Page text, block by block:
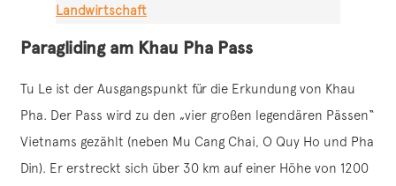
Landwirtschaft
Paragliding am Khau Pha Pass
Tu Le ist der Ausgangspunkt für die Erkundung von Khau
Pha. Der Pass wird zu den „vier großen legendären Pässen“
Vietnams gezählt (neben Mu Cang Chai, O Quy Ho und Pha
Din). Er erstreckt sich über 30 km auf einer Höhe von 1200